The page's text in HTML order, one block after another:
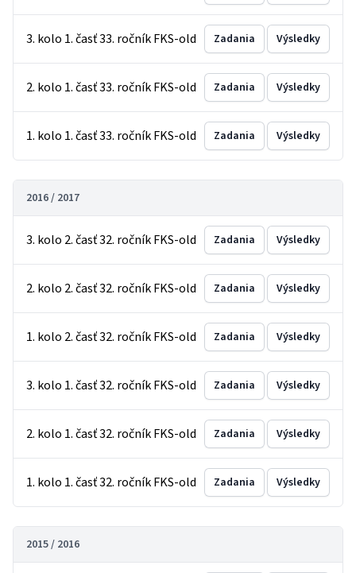
3. kolo 1. časť 33. ročník FKS-old Zadania Výsledky
2. kolo 1. časť 33. ročník FKS-old Zadania Výsledky
1. kolo 1. časť 33. ročník FKS-old Zadania Výsledky
2016 / 2017
3. kolo 2. časť 32. ročník FKS-old Zadania Výsledky
2. kolo 2. časť 32. ročník FKS-old Zadania Výsledky
1. kolo 2. časť 32. ročník FKS-old Zadania Výsledky
3. kolo 1. časť 32. ročník FKS-old Zadania Výsledky
2. kolo 1. časť 32. ročník FKS-old Zadania Výsledky
1. kolo 1. časť 32. ročník FKS-old Zadania Výsledky
2015 / 2016